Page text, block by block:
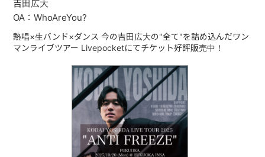
吉田広大
OA：WhoAreYou?
熱唱×生バンド×ダンス 今の吉田広大の"全て"を詰め込んだワン
マンライブツアー Livepocketにてチケット好評販売中！